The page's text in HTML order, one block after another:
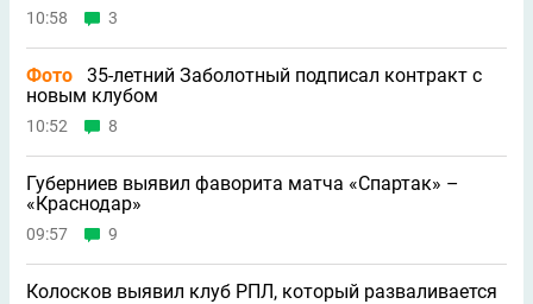
10:58 3
Фото
35-летний Заболотный подписал контракт с
новым клубом
10:52 8
Губерниев выявил фаворита матча «Спартак» –
«Краснодар»
09:57 9
Колосков выявил клуб РПЛ, который разваливается